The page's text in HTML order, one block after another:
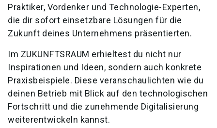
Praktiker, Vordenker und Technologie-Experten,
die dir sofort einsetzbare Lösungen für die
Zukunft deines Unternehmens präsentierten.
Im ZUKUNFTSRAUM erhieltest du nicht nur
Inspirationen und Ideen, sondern auch konkrete
Praxisbeispiele. Diese veranschaulichten wie du
deinen Betrieb mit Blick auf den technologischen
Fortschritt und die zunehmende Digitalisierung
weiterentwickeln kannst.